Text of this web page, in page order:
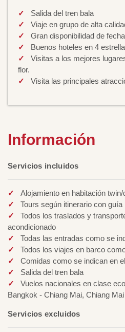
Salida del tren bala
Viaje en grupo de alta
Gran disponibilidad de
Buenos hoteles en 4
Visitas a los mejores
flor.
Visita las principales
Información
Servicios incluidos
Alojamiento en habitación
Tours según itinerario con guía
Todos los traslados y
acondicionado
Todas las entradas como se
Todos los viajes en barco
Comidas como se indican en
Salida del tren bala
Vuelos nacionales en clase
Bangkok - Chiang Mai, Chiang
Servicios excluidos